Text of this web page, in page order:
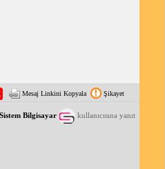
Mesaj Linkini Kopyala Şikayet
Sistem Bilgisayar kullanıcısına yanıt